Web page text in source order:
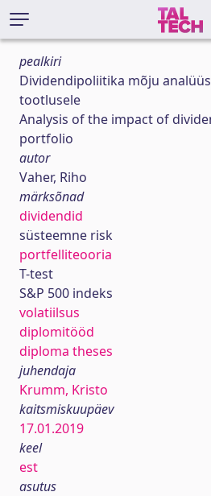
pealkiri
Dividendipoliitika mõju
tootlusele
Analysis of the impact of
portfolio
autor
Vaher, Riho
märksõnad
dividendid
süsteemne risk
portfelliteooria
T-test
S&P 500 indeks
volatiilsus
diplomitööd
diploma theses
juhendaja
Krumm, Kristo
kaitsmiskuupäev
17.01.2019
keel
est
asutus